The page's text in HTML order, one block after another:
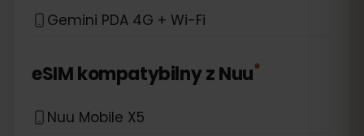
Gemini PDA 4G + Wi-Fi
eSIM kompatybilny zNuu*
Nuu Mobile X5